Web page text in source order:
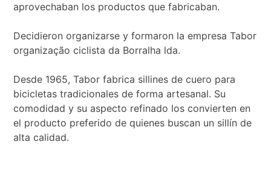
aprovechaban los productos que fabricaban.
Decidieron organizarse y formaron la empresa Tabor
organização ciclista da Borralha lda.
Desde 1965, Tabor fabrica sillines de cuero para
bicicletas tradicionales de forma artesanal. Su
comodidad y su aspecto refinado los convierten en
el producto preferido de quienes buscan un sillín de
alta calidad.